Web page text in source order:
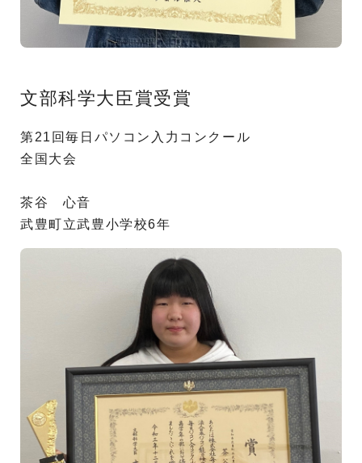
文部科学大臣賞受賞
第21回毎日パソコン入力コンクール
全国大会
茶谷 心音
武豊町立武豊小学校6年